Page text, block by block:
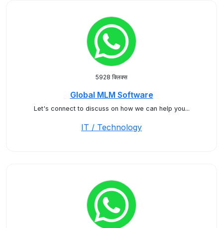
5928 क्लिक्स
Global MLM Software
Let's connect to discuss on how we can help you...
IT / Technology